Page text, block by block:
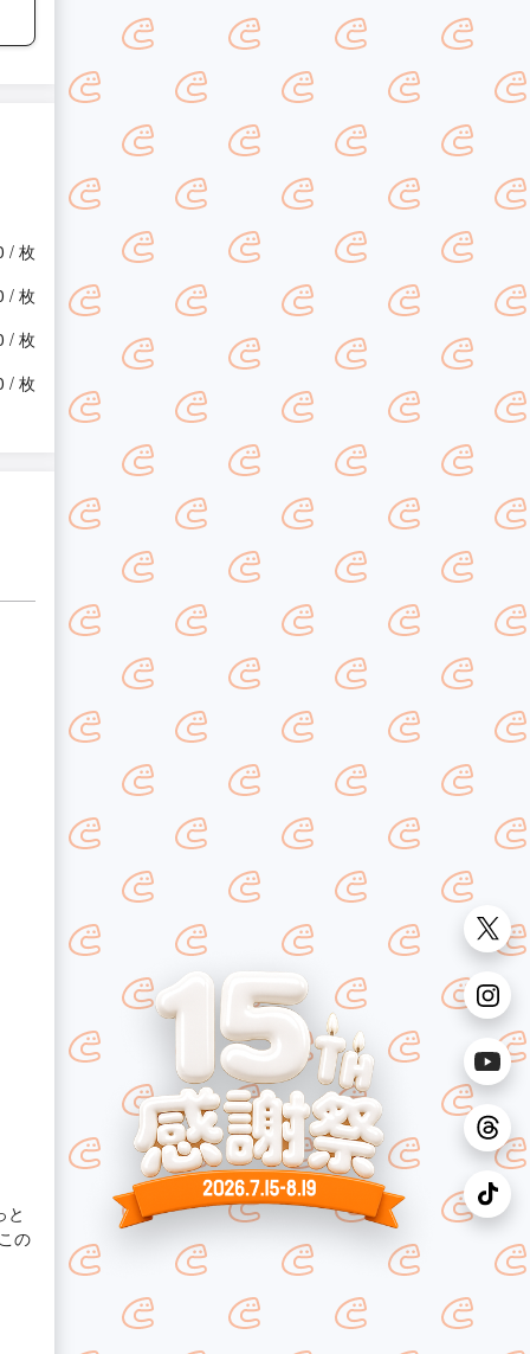
/ 枚
/ 枚
/ 枚
/ 枚
と
の